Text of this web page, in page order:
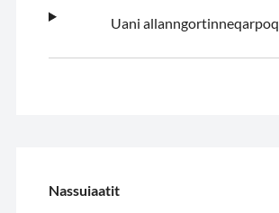
Uani allanngortinneqarpoq
Nassuiaatit